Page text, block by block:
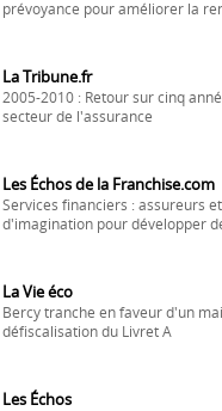
prévoyance pour améliorer la
La Tribune.fr
2005-2010 : Retour sur cinq
secteur de l'assurance
Les Échos de la Franchise.com
Services financiers : assureurs
d'imagination pour développer
La Vie éco
Bercy tranche en faveur d'un
défiscalisation du Livret A
Les Échos